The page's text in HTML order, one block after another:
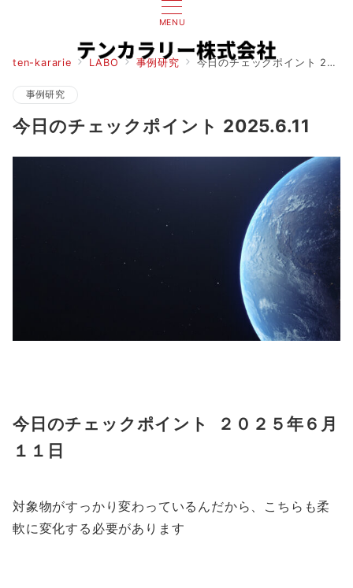
MENU
ten-kararie LABO 事例研究 今日のチェックポイント 2025.6.11
事例研究
今日のチェックポイント 2025.6.11
今日のチェックポイント ２０２５年６月
１１日
対象物がすっかり変わっているんだから、こちらも柔
軟に変化する必要があります